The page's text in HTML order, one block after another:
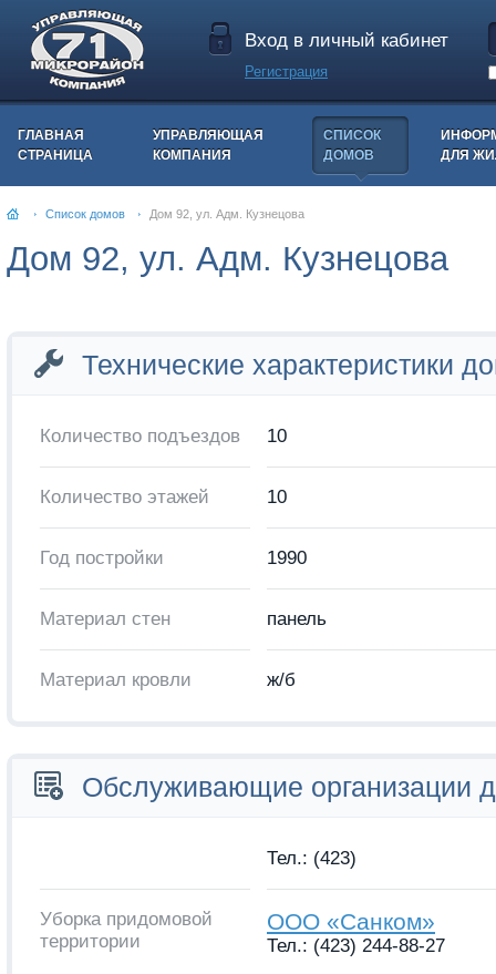
Вход в личный кабинет
Регистрация
ГЛАВНАЯ
СТРАНИЦА
УПРАВЛЯЮЩАЯ
КОМПАНИЯ
СПИСОК
ДОМОВ
ДЛЯ
Список домов Дом 92, ул. Адм. Кузнецова
Дом 92, ул. Адм. Кузнецова
Технические характеристики
Количество подъездов 10
Количество этажей 10
Год постройки 1990
Материал стен панель
Материал кровли ж/б
Обслуживающие организации
Тел.: (423)
Уборка придомовой
территории
ООО «Санком»
Тел.: (423) 244-88-27